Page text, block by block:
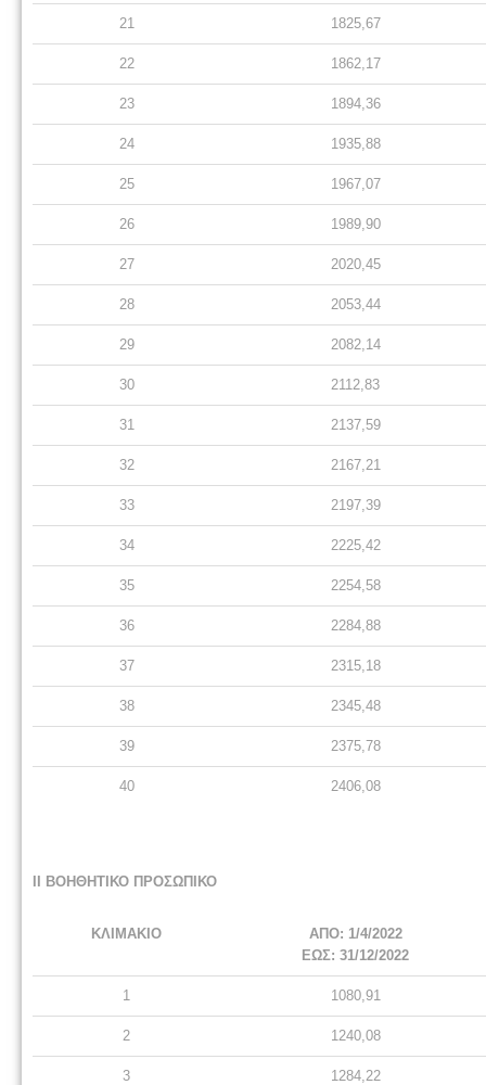
21 1825,67
22 1862,17
23 1894,36
24 1935,88
25 1967,07
26 1989,90
27 2020,45
28 2053,44
29 2082,14
30 2112,83
31 2137,59
32 2167,21
33 2197,39
34 2225,42
35 2254,58
36 2284,88
37 2315,18
38 2345,48
39 2375,78
40 2406,08
II ΒΟΗΘΗΤΙΚΟ ΠΡΟΣΩΠΙΚΟ
ΚΛΙΜΑΚΙΟ
ΑΠΟ: 1/4/2022
ΕΩΣ: 31/12/2022
1 1080,91
2 1240,08
3 1284,22